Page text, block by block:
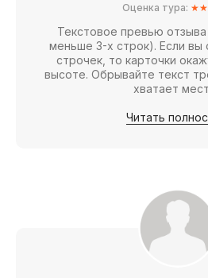
Оценка тура:
Текстовое превью
меньше 3-х строк). Если
строчек, то карточки
высоте. Обрывайте текст
хватает
Читать